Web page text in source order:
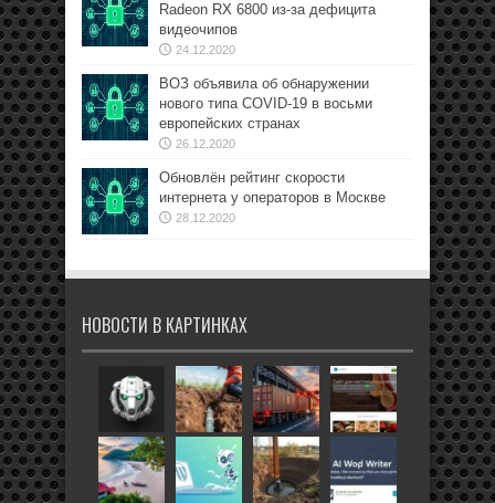
Radeon RX 6800 из-за дефицита
видеочипов
24.12.2020
ВОЗ объявила об обнаружении
нового типа COVID-19 в восьми
европейских странах
26.12.2020
Обновлён рейтинг скорости
интернета у операторов в Москве
28.12.2020
НОВОСТИ В КАРТИНКАХ